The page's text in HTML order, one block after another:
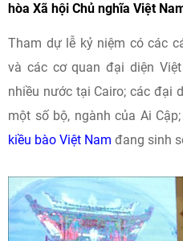
hòa Xã hội Chủ nghĩa Việt
Tham dự lễ kỷ niệm có các
và các cơ quan đại diện
nhiều nước tại Cairo; các đại
một số bộ, ngành của Ai
kiều bào Việt Nam đang sinh